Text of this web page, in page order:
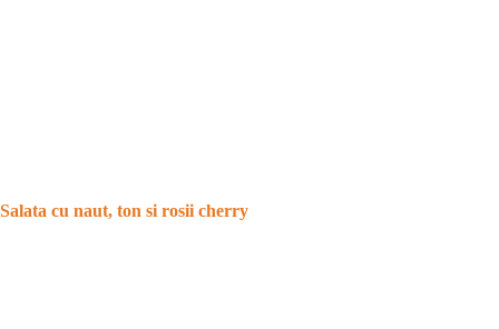
Salata cu naut, ton si rosii cherry